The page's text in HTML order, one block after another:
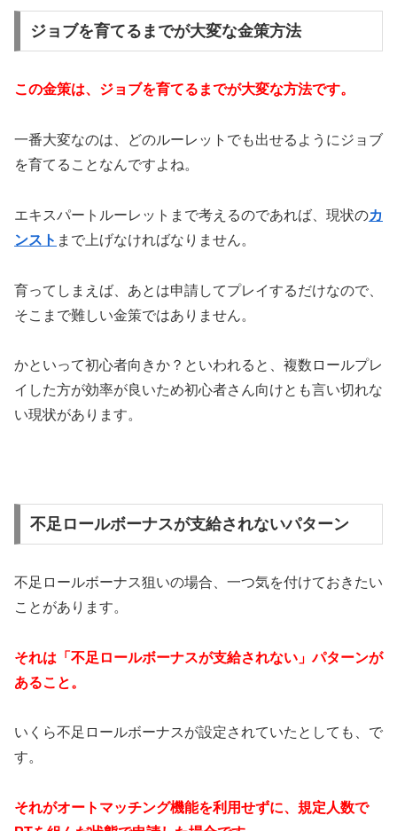
ジョブを育てるまでが大変な金策方法
この金策は、ジョブを育てるまでが大変な方法です。
一番大変なのは、どのルーレットでも出せるようにジョブ
を育てることなんですよね。
エキスパートルーレットまで考えるのであれば、現状のカ
ンスト まで上げなければなりません。
育ってしまえば、あとは申請してプレイするだけなので、
そこまで難しい金策ではありません。
かといって初心者向きか？といわれると、複数ロールプレ
イした方が効率が良いため初心者さん向けとも言い切れな
い現状があります。
不足ロールボーナスが支給されないパターン
不足ロールボーナス狙いの場合、一つ気を付けておきたい
ことがあります。
それは「不足ロールボーナスが支給されない」パターンが
あること。
いくら不足ロールボーナスが設定されていたとしても、で
す。
それがオートマッチング機能を利用せずに、規定人数で